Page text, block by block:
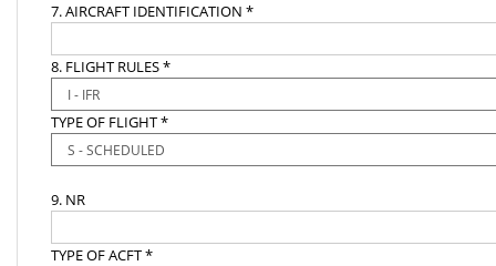
7. AIRCRAFT IDENTIFICATION *
8. FLIGHT RULES *
TYPE OF FLIGHT *
9. NR
TYPE OF ACFT *